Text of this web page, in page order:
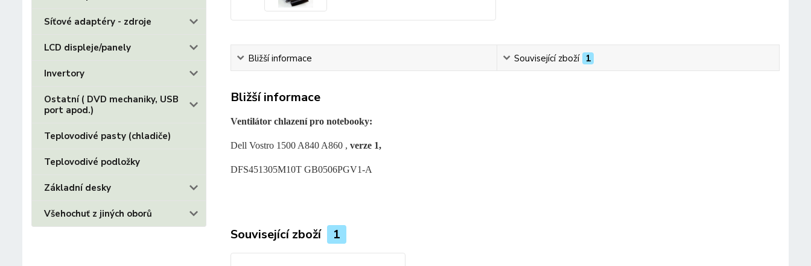
Síťové adaptéry - zdroje
LCD displeje/panely
Invertory
Ostatní ( DVD mechaniky, USB
port apod.)
Teplovodivé pasty (chladiče)
Teplovodivé podložky
Základní desky
Všehochuť z jiných oborů
Bližší informace Související zboží 1
Bližší informace
Ventilátor chlazení pro notebooky:
Dell Vostro 1500 A840 A860 , verze 1,
DFS451305M10T GB0506PGV1-A
Související zboží 1